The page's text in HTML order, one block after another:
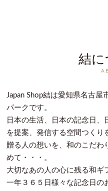
結に
Japan Shop結は愛知県名古
パークです。
日本の生活、日本の記念日、
を提案、発信する空間つくり
贈る人の想いを、和のこだわ
めて・・・。
大切なあの人の心に残る和ギ
一年３６５日様々な記念日の